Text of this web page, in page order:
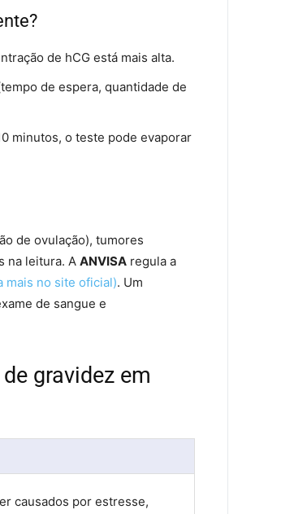
de hCG está mais alta.
de espera, quantidade de
minutos, o teste pode evaporar
de ovulação), tumores
na leitura. A ANVISA regula a
mais no site oficial). Um
de sangue e
gravidez em
causados por estresse,